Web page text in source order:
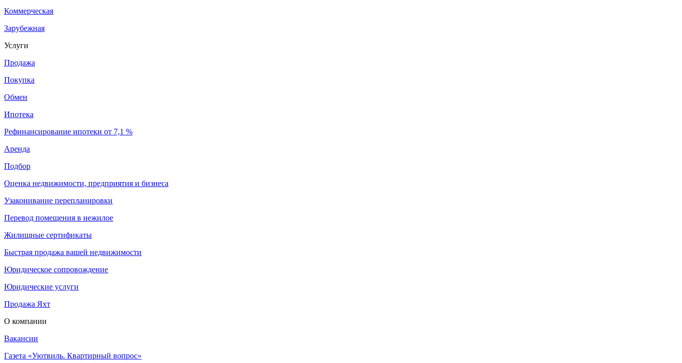
Коммерческая
Зарубежная
Услуги
Продажа
Покупка
Обмен
Ипотека
Рефинансирование ипотеки от 7,1 %
Аренда
Подбор
Оценка недвижимости, предприятия и бизнеса
Узаконивание перепланировки
Перевод помещения в нежилое
Жилищные сертификаты
Быстрая продажа вашей недвижимости
Юридическое сопровождение
Юридические услуги
Продажа Яхт
О компании
Вакансии
Газета «Уютвиль. Квартирный вопрос»